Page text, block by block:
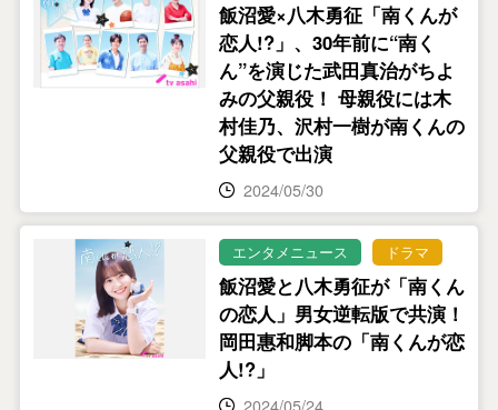
飯沼愛×八木勇征「南くんが
恋人!?」、30年前に“南く
ん”を演じた武田真治がちよ
みの父親役！ 母親役には木
村佳乃、沢村一樹が南くんの
父親役で出演
2024/05/30
エンタメニュース ドラマ
飯沼愛と八木勇征が「南くん
の恋人」男女逆転版で共演！
岡田惠和脚本の「南くんが恋
人!?」
2024/05/24